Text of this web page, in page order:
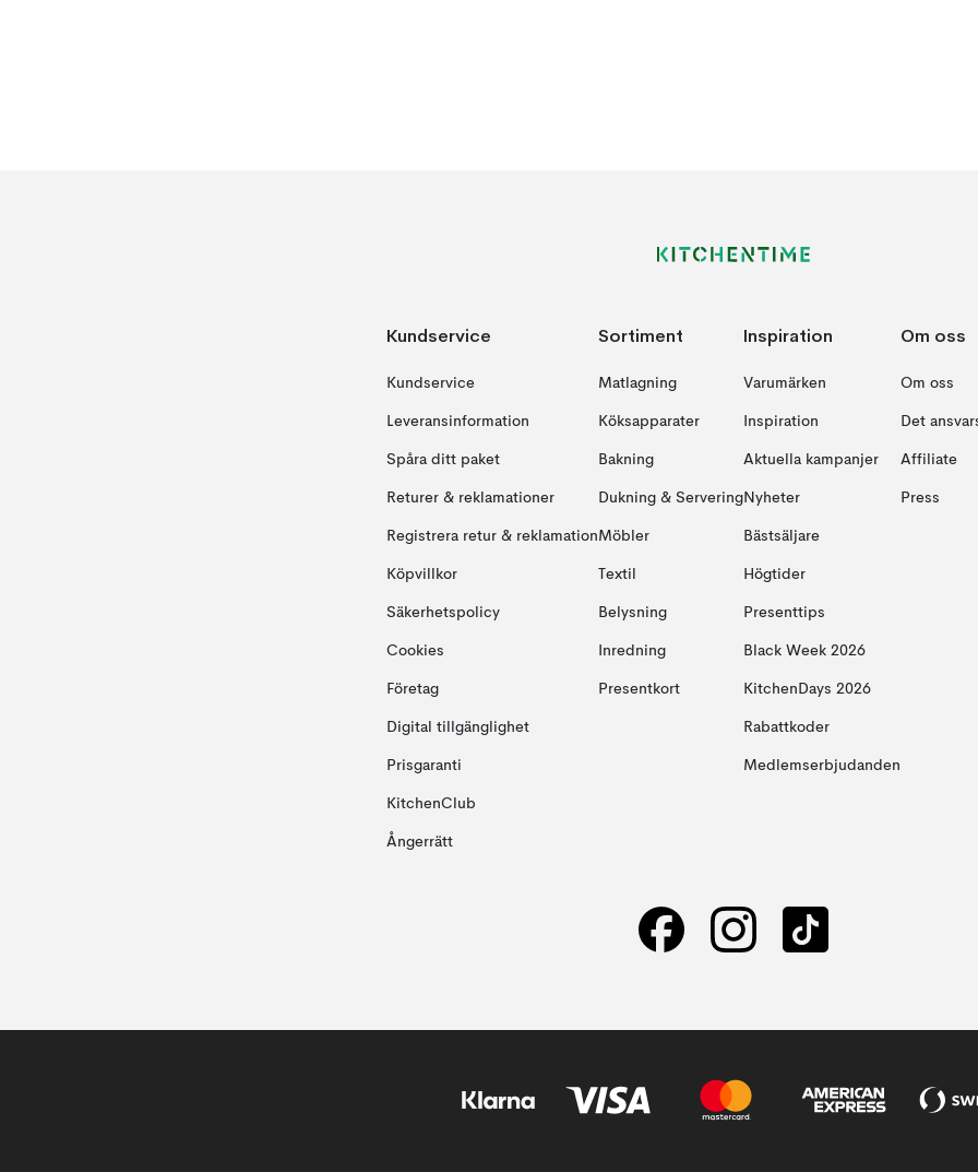
Kundservice
Kundservice
Leveransinformation
Spåra ditt paket
Returer & reklamationer
Registrera retur & reklamation
Köpvillkor
Säkerhetspolicy
Cookies
Företag
Digital tillgänglighet
Prisgaranti
KitchenClub
Ångerrätt
Sortiment
Matlagning
Köksapparater
Bakning
Dukning & Servering
Möbler
Textil
Belysning
Inredning
Presentkort
Inspiration
Varumärken
Inspiration
Aktuella kampanjer
Nyheter
Bästsäljare
Högtider
Presenttips
Black Week 2026
KitchenDays 2026
Rabattkoder
Medlemserbjudanden
Om oss
Om oss
Det
Affiliate
Press